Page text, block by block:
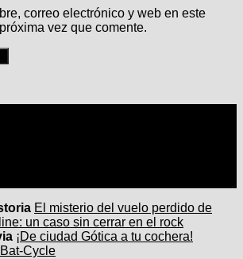
correo electrónico y web en este
vez que comente.
El misterio del vuelo perdido de
un caso sin cerrar en el rock
¡De ciudad Gótica a tu cochera!
Cycle